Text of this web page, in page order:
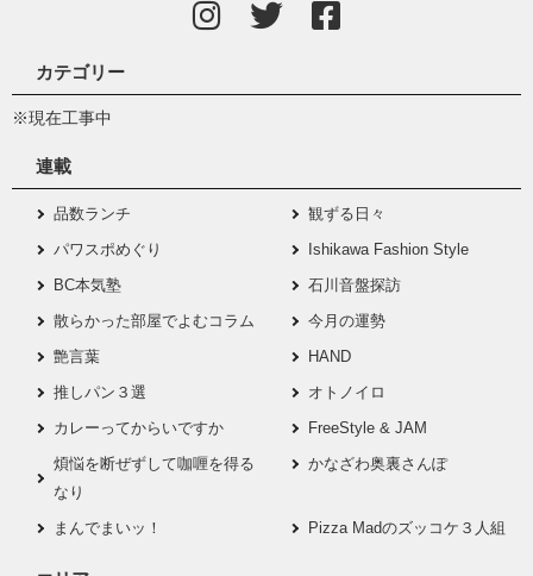
カテゴリー
※現在工事中
連載
品数ランチ
観ずる日々
パワスポめぐり
Ishikawa Fashion Style
BC本気塾
石川音盤探訪
散らかった部屋でよむコラム
今月の運勢
艶言葉
HAND
推しパン３選
オトノイロ
カレーってからいですか
FreeStyle & JAM
煩悩を断ぜずして咖喱を得る
なり
かなざわ奥裏さんぽ
まんでまいッ！ Pizza Madのズッコケ３人組